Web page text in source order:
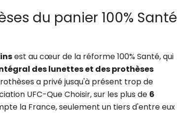
du panier 100% Santé
est au cœur de la réforme 100% Santé, qui
des lunettes et des prothèses
a privé jusqu'à présent trop de
UFC-Que Choisir, sur les plus de 6
la France, seulement un tiers d'entre eux